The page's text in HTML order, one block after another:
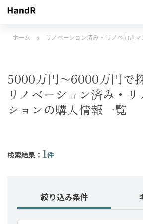
ホーム リノベーション済み・リノベ向き
5000万円〜6000万円で
リノベーション済み・
ションの購入情報一覧
検索結果： 1件
絞り込み条件